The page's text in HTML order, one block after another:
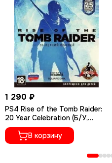
1 290 ₽
PS4 Rise of the Tomb Raider:
20 Year Celebration (Б/У,
Полностью на русском языке,
CUSA-05716)
В корзину